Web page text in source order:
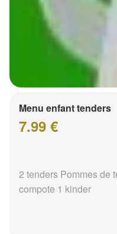
Menu enfant tenders
7.99 €
2 tenders Pommes de
compote 1 kinder